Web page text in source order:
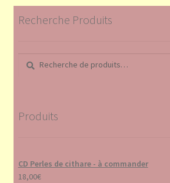
Recherche Produits
pour :
Produits
CD Perles de cithare - à commander
18,00€